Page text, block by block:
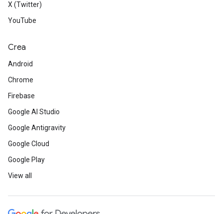
X (Twitter)
YouTube
Crea
Android
Chrome
Firebase
Google AI Studio
Google Antigravity
Google Cloud
Google Play
View all